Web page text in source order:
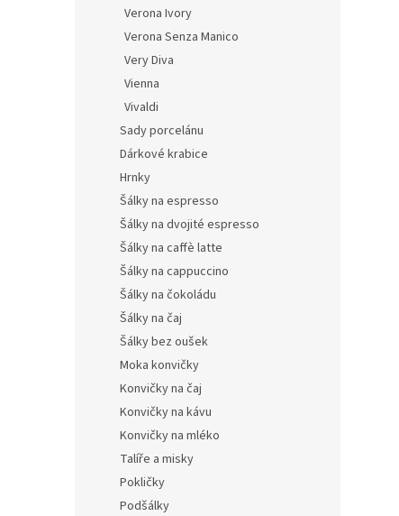
Verona Ivory
Verona Senza Manico
Very Diva
Vienna
Vivaldi
Sady porcelánu
Dárkové krabice
Hrnky
Šálky na espresso
Šálky na dvojité espresso
Šálky na caffè latte
Šálky na cappuccino
Šálky na čokoládu
Šálky na čaj
Šálky bez oušek
Moka konvičky
Konvičky na čaj
Konvičky na kávu
Konvičky na mléko
Talíře a misky
Pokličky
Podšálky